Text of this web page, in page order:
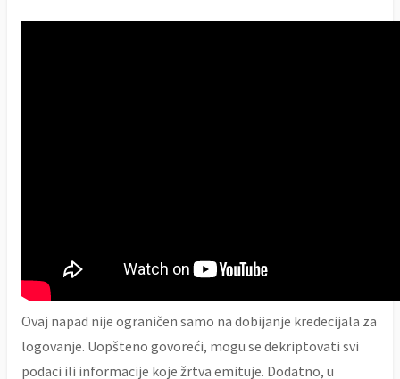
Ovaj napad nije ograničen samo na dobijanje kredecijala za
logovanje. Uopšteno govoreći, mogu se dekriptovati svi
podaci ili informacije koje žrtva emituje. Dodatno, u